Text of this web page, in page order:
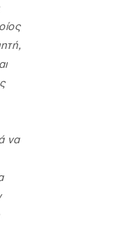
να